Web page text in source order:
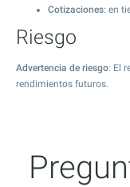
Cotizaciones: en
Riesgo
Advertencia de riesgo: El
rendimientos futuros.